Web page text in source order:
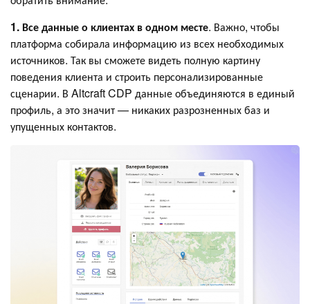
1. Все данные о клиентах в одном месте. Важно, чтобы
платформа собирала информацию из всех необходимых
источников. Так вы сможете видеть полную картину
поведения клиента и строить персонализированные
сценарии. В Altcraft CDP данные объединяются в единый
профиль, а это значит — никаких разрозненных баз и
упущенных контактов.